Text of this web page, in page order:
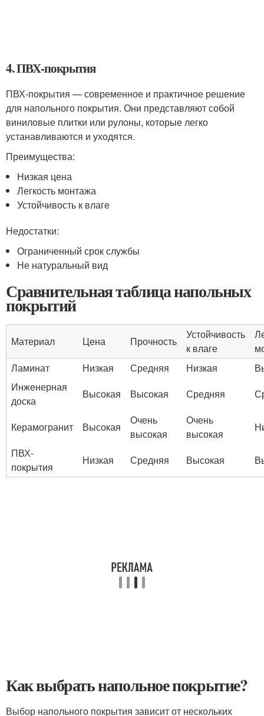
4. ПВХ-покрытия
ПВХ-покрытия — современное и практичное решение
для напольного покрытия. Они представляют собой
виниловые плитки или рулоны, которые легко
устанавливаются и уходятся.
Преимущества:
Низкая цена
Легкость монтажа
Устойчивость к влаге
Недостатки:
Ограниченный срок службы
Не натуральный вид
Сравнительная таблица напольных
покрытий
Материал Цена Прочность
Устойчивость
к влаге
Ламинат
Низкая Средняя Низкая
Инженерная
доска
Высокая Высокая Средняя
Керамогранит Высокая
Очень
высокая
Очень
высокая
ПВХ-
покрытия
Низкая Средняя Высокая
Как выбрать напольное покрытие?
Выбор напольного покрытия зависит от нескольких